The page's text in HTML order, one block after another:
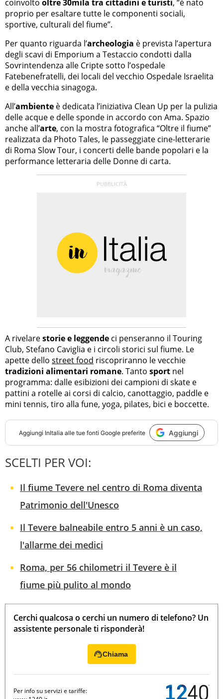
coinvolto oltre 30mila tra cittadini e turisti, “è nato
proprio per esaltare tutte le componenti sociali,
sportive, culturali del fiume”.
Per quanto riguarda l’archeologia è prevista l’apertura
degli scavi di Emporium a Testaccio condotti dalla
Sovrintendenza alle Cripte sotto l’ospedale
Fatebenefratelli, dei locali del vecchio Ospedale Israelita
e della vecchia sinagoga.
All’ambiente è dedicata l’iniziativa Clean Up per la pulizia
delle acque e delle sponde in accordo con Ama. Spazio
anche all’arte, con la mostra fotografica “Oltre il fiume”
realizzata da Photo Tales, le passeggiate cine-letterarie
di Roma Slow Tour, i concerti delle bande popolari e la
performance letteraria delle Donne di carta.
A rivelarestorie e leggende ci penseranno il Touring
Club, Stefano Caviglia e i circoli storici sul fiume. Le
apette dello street food riscopriranno le vecchie
tradizioni alimentari romane. Tanto sport nel
programma: dalle esibizioni dei campioni di skate e
pattini a rotelle ai corsi di calcio, canottaggio, paddle e
mini tennis, tiro alla fune, yoga, pilates, bici e boccette.
Aggiungi InItalia alle tue fonti Google preferite Aggiungi
SCELTI PER VOI:
Il fiume Tevere nel centro di Roma diventa
Patrimonio dell'Unesco
Il Tevere balneabile entro 5 anni è un caso,
l'allarme dei medici
Roma, per 56 chilometri il Tevere è il
fiume più pulito al mondo
Cerchi qualcosa o cerchi un numero di telefono? Un
assistente personale ti risponderà!
Chiama
Per info su servizi e tariffe: